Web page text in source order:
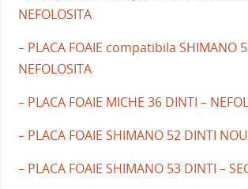
NEFOLOSITA
– PLACA FOAIE compatibila SHIMANO
NEFOLOSITA
– PLACA FOAIE MICHE 36 DINTI –
– PLACA FOAIE SHIMANO 52 DINTI
– PLACA FOAIE SHIMANO 53 DINTI –